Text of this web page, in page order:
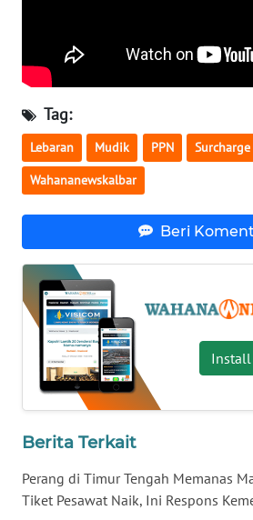
Tag:
Lebaran Mudik PPN Surcharge
Wahananewskalbar
Beri
Install
Berita Terkait
Perang di Timur Tengah Memanas
Tiket Pesawat Naik, Ini Respons
WN
JATENG
WN
NUSANTARA
WN
WN
JATIM
WN
BALI
KALBAR
WN
KALTENG